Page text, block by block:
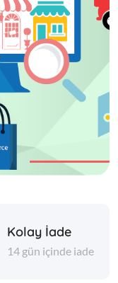
Kolay İade
14 gün içinde iade